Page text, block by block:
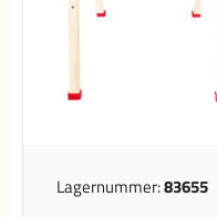
Lagernummer:83655